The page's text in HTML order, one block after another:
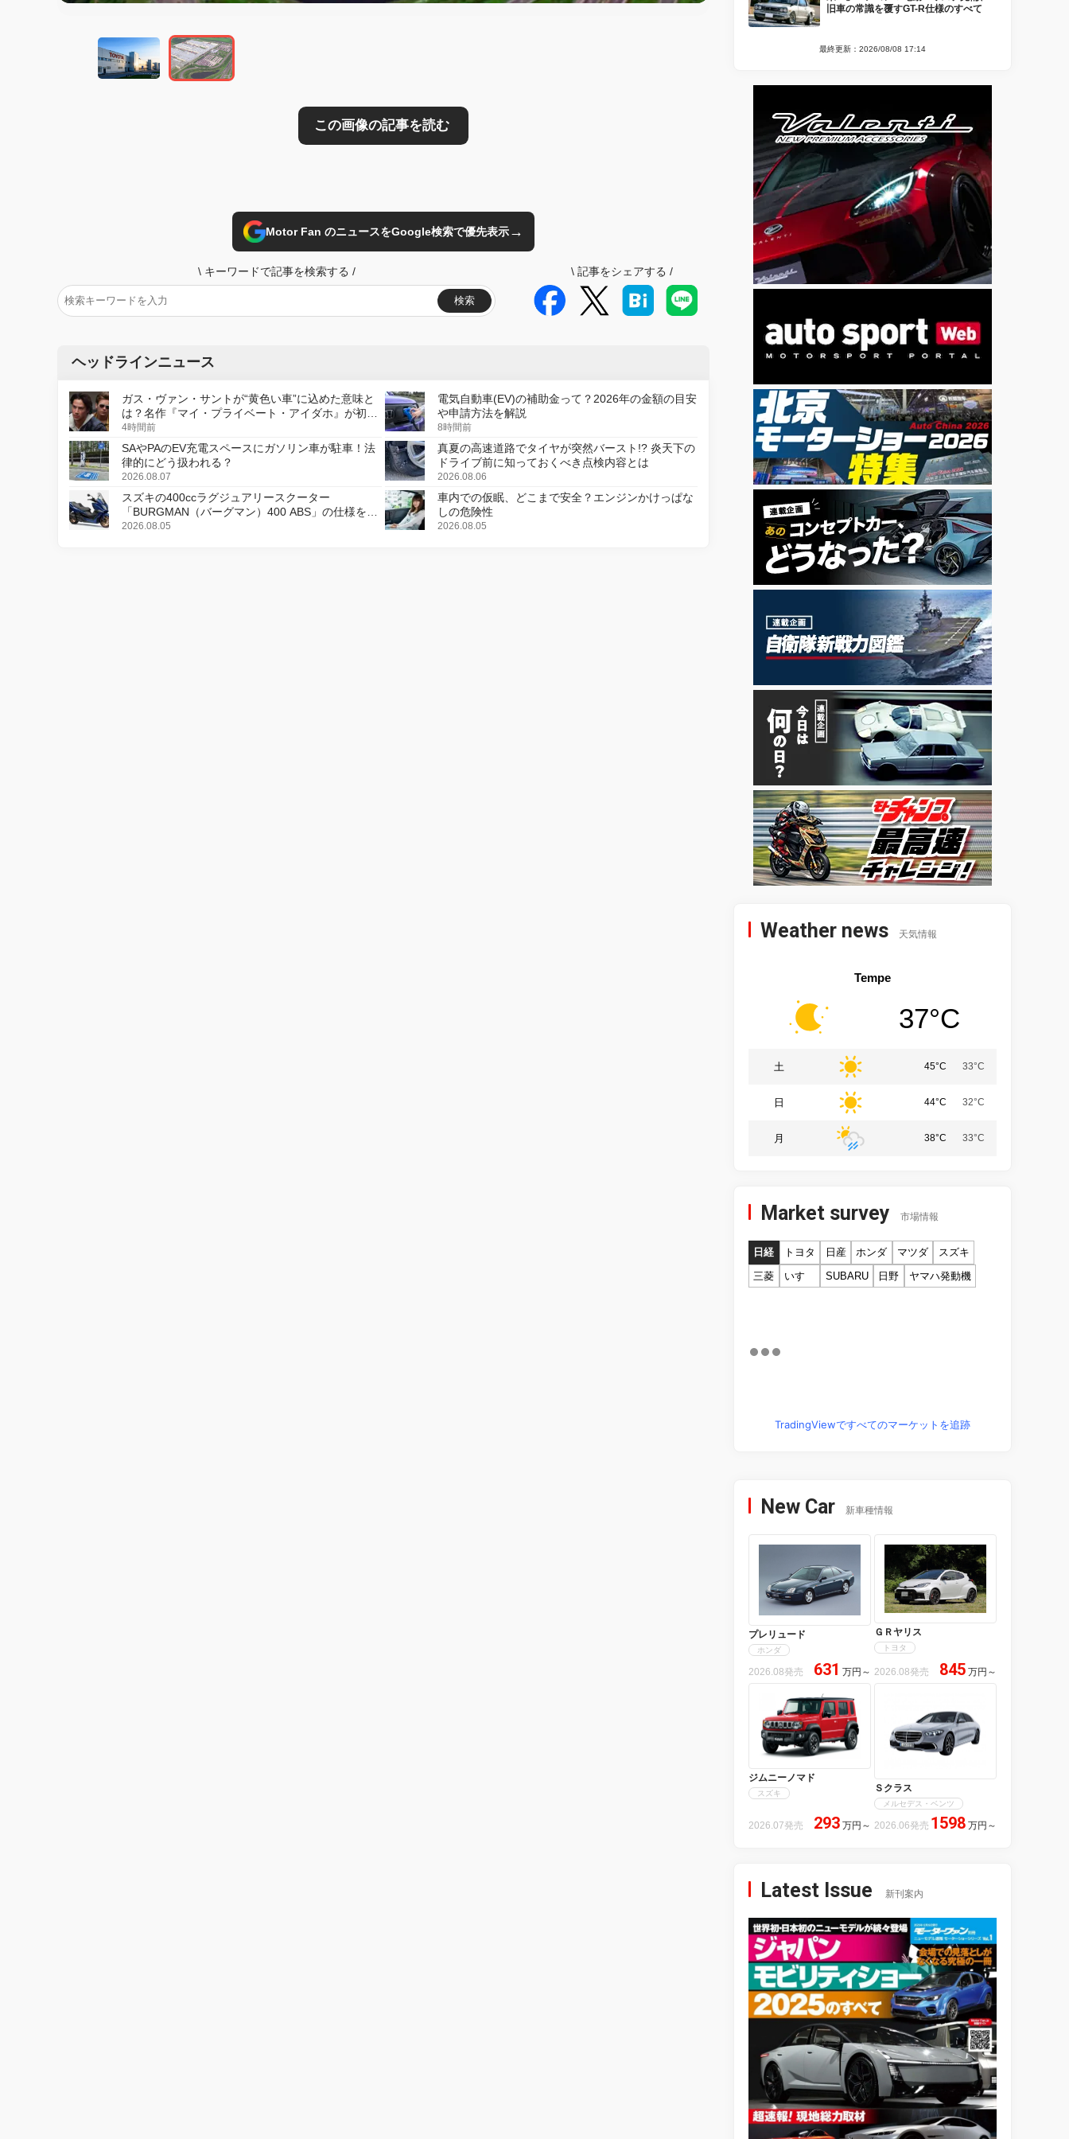
Motor Fan のニュースをGoogle検索で優先表示→
\ キーワードで記事を検索する /
検索
\ 記事をシェアする /
ヘッドラインニュース
ガス・ヴァン・サントが“黄色い車”に込めた意味と
は？名作『マイ・プライベート・アイダホ』が初の
デジタルリマスター版で復活
4時間前
電気自動車(EV)の補助金って？2026年の金額の目安
や申請方法を解説
8時間前
SAやPAのEV充電スペースにガソリン車が駐車！法
律的にどう扱われる？
2026.08.07
真夏の高速道路でタイヤが突然バースト!? 炎天下の
ドライブ前に知っておくべき点検内容とは
2026.08.06
スズキの400ccラグジュアリースクーター
「BURGMAN（バーグマン）400 ABS」の仕様を変
更し、8月18日に発売
2026.08.05
車内での仮眠、どこまで安全？エンジンかけっぱな
しの危険性
2026.08.05
旧車の常識を覆すGT-R仕様のすべて
最終更新：2026/08/08 17:14
Weather news 天気情報
Tempe
37°C
土 45°C 33°C
日 44°C 32°C
月 38°C 33°C
Market survey 市場情報
日経 トヨタ 日産 ホンダ マツダ
スズキ
三菱
いすゞ SUBARU 日野 ヤマハ発動機
TradingViewですべてのマーケットを追跡
New Car 新車種情報
プレリュード
ホンダ
2026.08発売 631 万円 ～
ＧＲヤリス
トヨタ
2026.08発売 845 万円 ～
ジムニーノマド
スズキ
2026.07発売 293 万円 ～
Ｓクラス
メルセデス・ベンツ
2026.06発売 1598 万円 ～
Latest Issue 新刊案内